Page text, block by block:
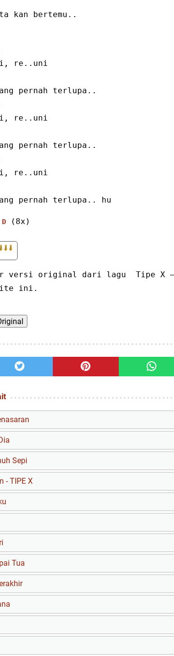
kan bertemu..
re..uni
pernah terlupa..
re..uni
pernah terlupa..
re..uni
pernah terlupa.. hu
D (8x)
versi original dari lagu  Tipe X –
ini.
Sepi
- TIPE X
Tua